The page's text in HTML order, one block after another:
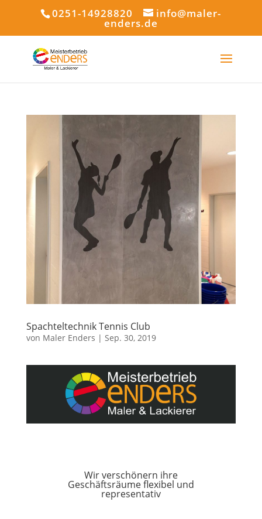
0251-14928820 info@maler-
enders.de
Spachteltechnik Tennis Club
von Maler Enders | Sep. 30, 2019
Wir verschönern ihre
Geschäftsräume flexibel und
representativ